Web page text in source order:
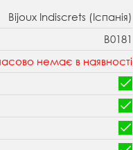
Bijoux Indiscrets (Іспанія)
B0181
немає в наявності